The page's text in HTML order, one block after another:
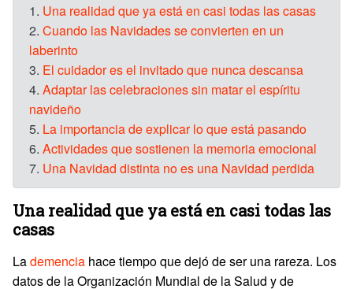
1. Una realidad que ya está en casi todas las casas
2. Cuando las Navidades se convierten en un
laberinto
3. El cuidador es el invitado que nunca descansa
4. Adaptar las celebraciones sin matar el espíritu
navideño
5. La importancia de explicar lo que está pasando
6. Actividades que sostienen la memoria emocional
7. Una Navidad distinta no es una Navidad perdida
Una realidad que ya está en casi todas las
casas
Lademencia hace tiempo que dejó de ser una rareza. Los
datos de la Organización Mundial de la Salud y de